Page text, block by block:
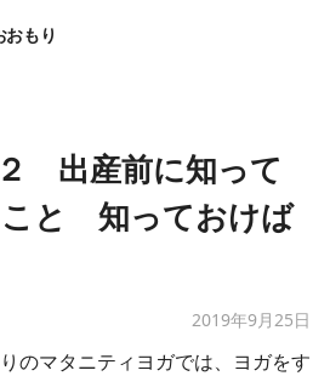
おもり
出産前に知って
と 知っておけば
2019年9月25日
のマタニティヨガでは​、ヨガをす